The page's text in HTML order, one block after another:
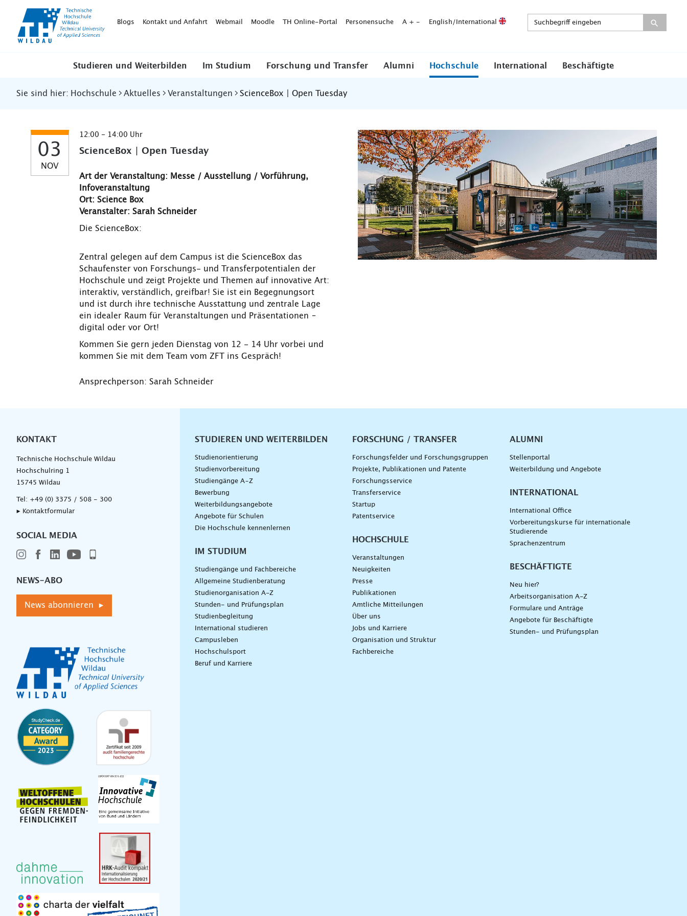
WildauBlogs Kontakt und Anfahrt Webmail Moodle TH Online-Portal Personensuche A + - English/International
Studieren und Weiterbilden Im Studium Forschung und Transfer Alumni Hochschule International Beschäftigte
Sie sind hier: Hochschule Aktuelles Veranstaltungen ScienceBox | Open Tuesday
03
NOV
12:00 - 14:00 Uhr
ScienceBox | Open Tuesday
Art der Veranstaltung: Messe / Ausstellung / Vorführung,
Infoveranstaltung
Ort: Science Box
Veranstalter: Sarah Schneider
Die ScienceBox:
Zentral gelegen auf dem Campus ist die ScienceBox das
Schaufenster von Forschungs- und Transferpotentialen der
Hochschule und zeigt Projekte und Themen auf innovative Art:
interaktiv, verständlich, greifbar! Sie ist ein Begegnungsort
und ist durch ihre technische Ausstattung und zentrale Lage
ein idealer Raum für Veranstaltungen und Präsentationen –
digital oder vor Ort!
Kommen Sie gern jeden Dienstag von 12 - 14 Uhr vorbei und
kommen Sie mit dem Team vom ZFT ins Gespräch!
Ansprechperson: Sarah Schneider
KONTAKT
Technische Hochschule Wildau
Hochschulring 1
15745 Wildau
Tel: +49 (0) 3375 / 508 - 300
▸ Kontaktformular
SOCIAL MEDIA
NEWS-ABO
News abonnieren ▸
Unternavigation
STUDIEREN UND WEITERBILDEN
Studienorientierung
Studienvorbereitung
Studiengänge A–Z
Bewerbung
Weiterbildungsangebote
Angebote für Schulen
Die Hochschule kennenlernen
IM STUDIUM
Studiengänge und Fachbereiche
Allgemeine Studienberatung
Studienorganisation A-Z
Stunden- und Prüfungsplan
Studienbegleitung
International studieren
Campusleben
Hochschulsport
Beruf und Karriere
FORSCHUNG / TRANSFER
Forschungsfelder und Forschungsgruppen
Projekte, Publikationen und Patente
Forschungsservice
Transferservice
Startup
Patentservice
HOCHSCHULE
Veranstaltungen
Neuigkeiten
Presse
Publikationen
Amtliche Mitteilungen
Über uns
Jobs und Karriere
Organisation und Struktur
Fachbereiche
ALUMNI
Stellenportal
Weiterbildung und Angebote
INTERNATIONAL
International Office
Vorbereitungskurse für internationale
Studierende
Sprachenzentrum
BESCHÄFTIGTE
Neu hier?
Arbeitsorganisation A-Z
Formulare und Anträge
Angebote für Beschäftigte
Stunden- und Prüfungsplan